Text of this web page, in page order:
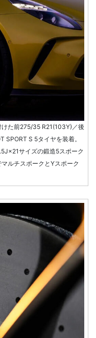
た前275/35 R21(103Y)／後
S 5タイヤを装着。
サイズの鍛造5スポーク
ルチスポークとYスポーク